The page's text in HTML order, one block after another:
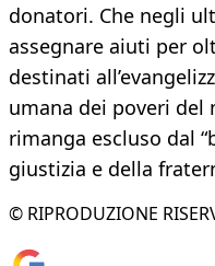
donatori. Che negli
assegnare aiuti per
destinati
umana dei poveri del
rimanga escluso dal
giustizia e della
© RIPRODUZIONE